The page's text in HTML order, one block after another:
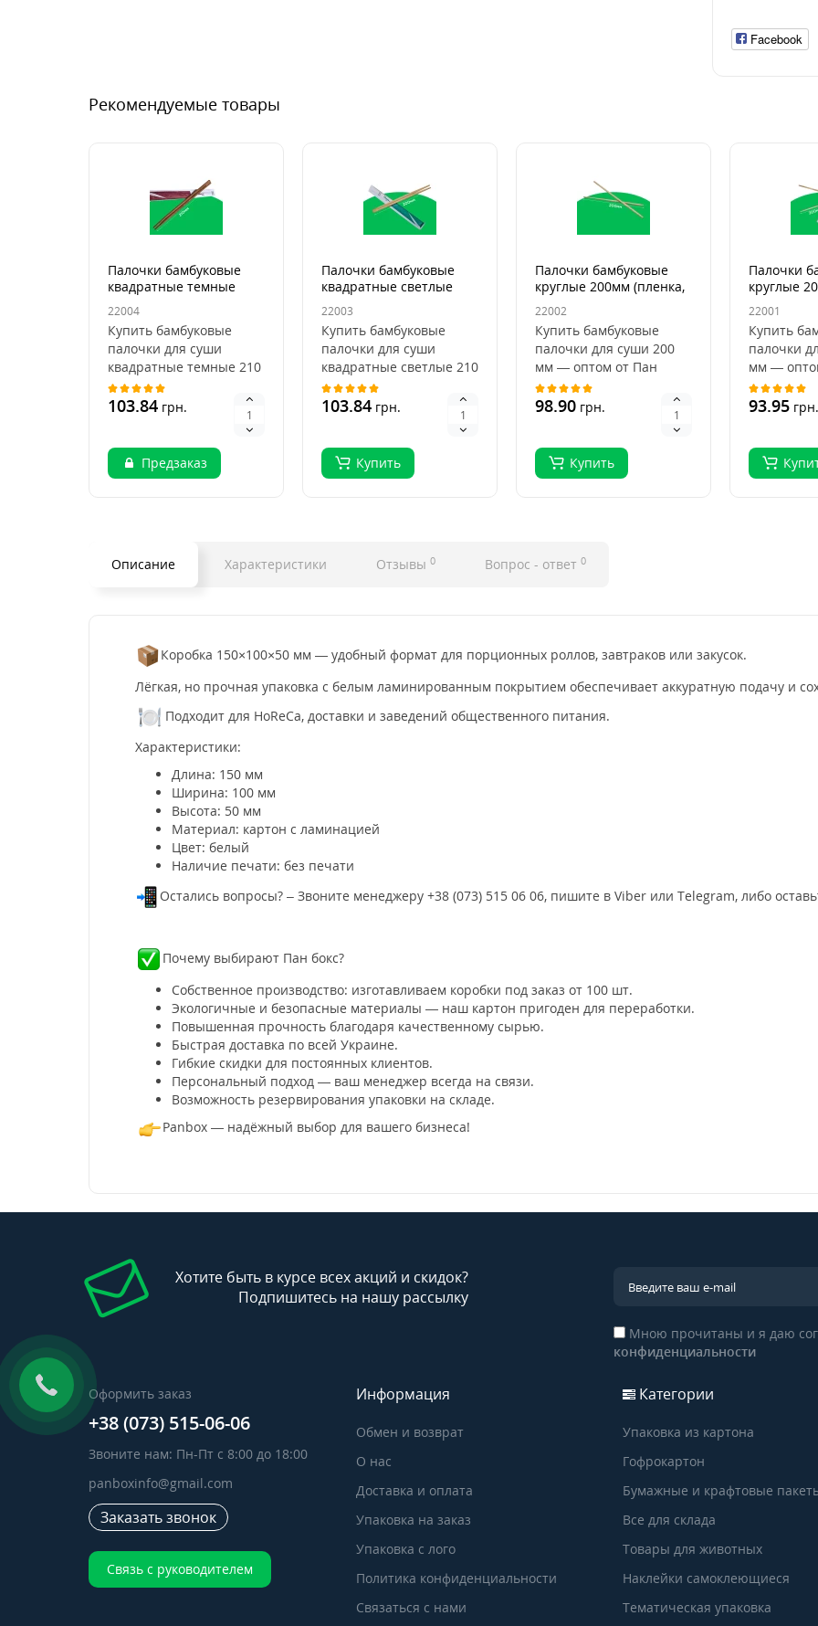
Facebook
Рекомендуемые товары
Палочки бамбуковые
квадратные темные
210мм (100шт/уп)
22004
Купить бамбуковые
палочки для суши
квадратные темные 210
мм — оптом от Пан
Бокс.Бамбуковые
палочки д..
103.84 грн.
Предзаказ
Палочки бамбуковые
квадратные светлые
210мм (100шт/уп)
22003
Купить бамбуковые
палочки для суши
квадратные светлые 210
мм — оптом от Пан
Бокс.Бамбуковые
палочки ..
103.84 грн.
Купить
Палочки бамбуковые
круглые 200мм (пленка,
100шт/уп)
22002
Купить бамбуковые
палочки для суши 200
мм — оптом от Пан
Бокс.Бамбуковые
палочки для суши — это
98.90 грн.
Купить
Палочки
круглые
100шт/уп)
22001
Купить
палочки
мм —
палочки
93.95 грн.
Описание Характеристики Отзывы 0 Вопрос - ответ 0
Коробка 150×100×50 мм — удобный формат для порционных роллов, завтраков или закусок.
Лёгкая, но прочная упаковка с белым ламинированным покрытием обеспечивает аккуратную подачу и
Подходит для HoReCa, доставки и заведений общественного питания.
Характеристики:
Длина: 150 мм
Ширина: 100 мм
Высота: 50 мм
Материал: картон с ламинацией
Цвет: белый
Наличие печати: без печати
Остались вопросы? – Звоните менеджеру +38 (073) 515 06 06, пишите в Viber или Telegram, либо
Почему выбирают Пан бокс?
Собственное производство: изготавливаем коробки под заказ от 100 шт.
Экологичные и безопасные материалы — наш картон пригоден для переработки.
Повышенная прочность благодаря качественному сырью.
Быстрая доставка по всей Украине.
Гибкие скидки для постоянных клиентов.
Персональный подход — ваш менеджер всегда на связи.
Возможность резервирования упаковки на складе.
Panbox — надёжный выбор для вашего бизнеса!
Хотите быть в курсе всех акций и скидок?
Подпишитесь на нашу рассылку
Мною прочитаны и я даю
конфиденциальности
Оформить заказ
+38 (073) 515-06-06
Звоните нам: Пн-Пт с 8:00 до 18:00
panboxinfo@gmail.com
Заказать звонок
Связь с руководителем
Информация
Обмен и возврат
О нас
Доставка и оплата
Упаковка на заказ
Упаковка с лого
Политика конфиденциальности
Связаться с нами
Категории
Упаковка из картона
Гофрокартон
Бумажные и крафтовые
Все для склада
Товары для животных
Наклейки самоклеющиеся
Тематическая упаковка